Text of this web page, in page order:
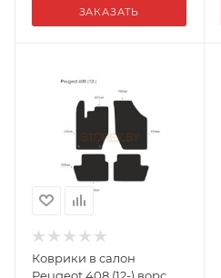
ЗАКАЗАТЬ
Коврики в салон
Peugeot 408 (12-) ворс